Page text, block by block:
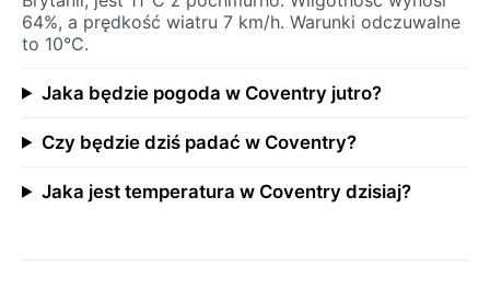
64%, a prędkość wiatru 7 km/h. Warunki odczuwalne
to 10°C.
Jaka będzie pogoda w Coventry jutro?
Czy będzie dziś padać w Coventry?
Jaka jest temperatura w Coventry dzisiaj?